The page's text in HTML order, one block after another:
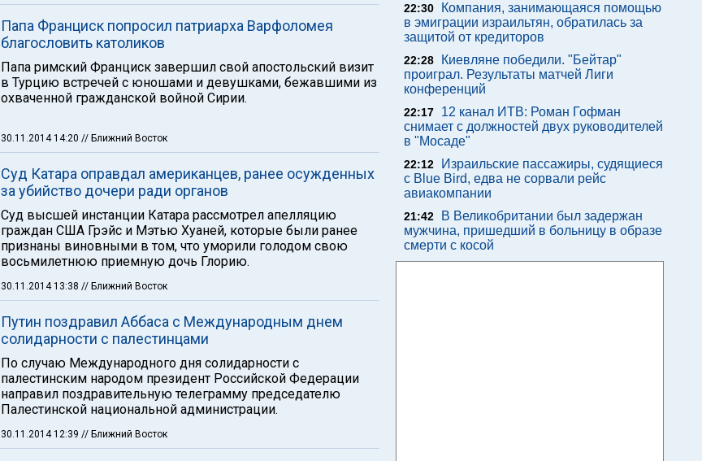
Папа Франциск попросил патриарха Варфоломея
благословить католиков
Папа римский Франциск завершил свой апостольский визит
в Турцию встречей с юношами и девушками, бежавшими из
охваченной гражданской войной Сирии.
30.11.2014 14:20 // Ближний Восток
Суд Катара оправдал американцев, ранее осужденных
за убийство дочери ради органов
Суд высшей инстанции Катара рассмотрел апелляцию
граждан США Грэйс и Мэтью Хуаней, которые были ранее
признаны виновными в том, что уморили голодом свою
восьмилетнюю приемную дочь Глорию.
30.11.2014 13:38 // Ближний Восток
Путин поздравил Аббаса с Международным днем
солидарности с палестинцами
По случаю Международного дня солидарности с
палестинским народом президент Российской Федерации
направил поздравительную телеграмму председателю
Палестинской национальной администрации.
30.11.2014 12:39 // Ближний Восток
22:30
Компания, занимающаяся помощью
в эмиграции израильтян, обратилась за
защитой от кредиторов
22:28
Киевляне победили. "Бейтар"
проиграл. Результаты матчей Лиги
конференций
22:17
12 канал ИТВ: Роман Гофман
снимает с должностей двух руководителей
в "Мосаде"
22:12
Израильские пассажиры, судящиеся
с Blue Bird, едва не сорвали рейс
авиакомпании
21:42
В Великобритании был задержан
мужчина, пришедший в больницу в образе
смерти с косой